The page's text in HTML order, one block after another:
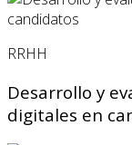
RRHH
Desarrollo y
digitales en